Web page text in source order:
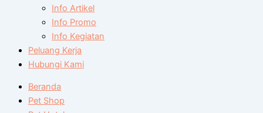
Info Artikel
Info Promo
Info Kegiatan
Peluang Kerja
Hubungi Kami
Beranda
Pet Shop